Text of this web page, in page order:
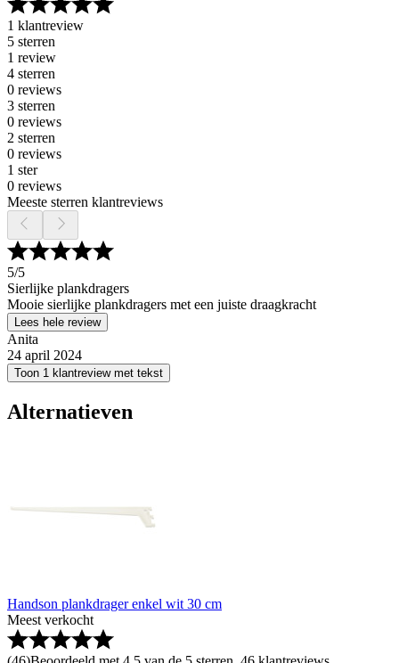
1 klantreview
5 sterren
1 review
4 sterren
0 reviews
3 sterren
0 reviews
2 sterren
0 reviews
1 ster
0 reviews
Meeste sterren klantreviews
5/5
Sierlijke plankdragers
Mooie sierlijke plankdragers met een juiste draagkracht
Lees hele review
Anita
24 april 2024
Toon 1 klantreview met tekst
Alternatieven
Handson plankdrager enkel wit 30 cm
Meest verkocht